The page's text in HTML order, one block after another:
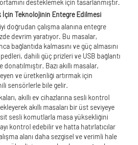
desteklemek için tasarlanmıştır.
İçin Teknolojinin Entegre Edilmesi
doğrudan çalışma alanına entegre
devrim yaratıyor. Bu masalar,
bağlantıda kalmasını ve güç almasını
dahili güç prizleri ve USB bağlantı
Bazı akıllı masalar,
ve üretkenliği artırmak için
sensörlerle bile gelir.
akıllı ev cihazlarına sesli kontrol
akıllı masaları bir üst seviyeye
sesli komutlarla masa yüksekliğini
kontrol edebilir ve hatta hatırlatıcılar
alanı daha sezgisel ve verimli hale